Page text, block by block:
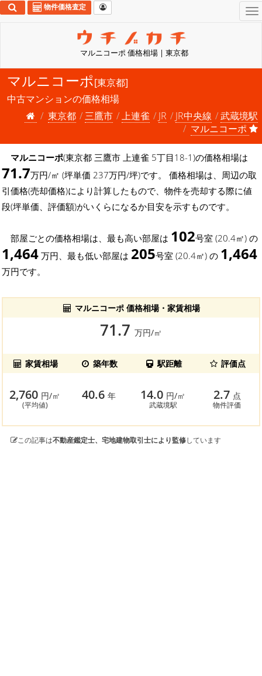
マルニコーポ 価格相場 | 東京都
物件価格査定
マルニコーポ[東京都]
中古マンションの価格相場
東京都
三鷹市 上連雀 JR JR中央線
武蔵境駅
マルニコーポ
マルニコーポ(東京都 三鷹市 上連雀 5丁目18-1)の価格相場は
71.7万円/㎡ (坪単価 237万円/坪)です。 価格相場は、周辺の取
引価格(売却価格)により計算したもので、物件を売却する際に値
段(坪単価、評価額)がいくらになるか目安を示すものです。
部屋ごとの価格相場は、最も高い部屋は 102号室 (20.4㎡) の
1,464 万円、最も低い部屋は 205号室 (20.4㎡) の 1,464
万円です。
マルニコーポ 価格相場・家賃相場
71.7 万円/㎡
家賃相場 築年数 駅距離 評価点
2,760 円/㎡
(平均値)
40.6年 14.0 円/㎡
武蔵境駅
2.7 点
物件評価
この記事は不動産鑑定士、宅地建物取引士により監修しています